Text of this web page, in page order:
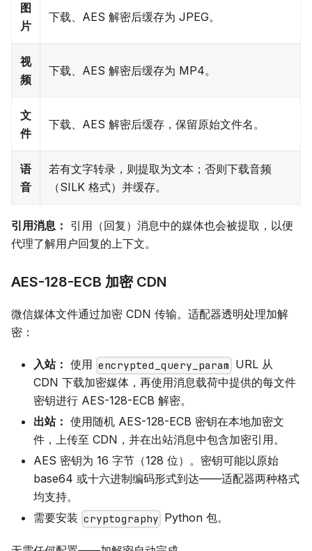
图
片
下载、AES 解密后缓存为 JPEG。
视
频
下载、AES 解密后缓存为 MP4。
文
件
下载、AES 解密后缓存，保留原始文件名。
语
音
若有文字转录，则提取为文本；否则下载音频
（SILK 格式）并缓存。
引用消息： 引用（回复）消息中的媒体也会被提取，以便
代理了解用户回复的上下文。
AES-128-ECB 加密 CDN
微信媒体文件通过加密 CDN 传输。适配器透明处理加解
密：
入站： 使用 encrypted_query_param URL 从
CDN 下载加密媒体，再使用消息载荷中提供的每文件
密钥进行 AES-128-ECB 解密。
出站： 使用随机 AES-128-ECB 密钥在本地加密文
件，上传至 CDN，并在出站消息中包含加密引用。
AES 密钥为 16 字节（128 位）。密钥可能以原始
base64 或十六进制编码形式到达——适配器两种格式
均支持。
需要安装 cryptography Python 包。